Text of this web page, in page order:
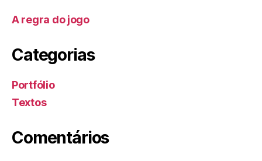
A regra do jogo
Categorias
Portfólio
Textos
Comentários